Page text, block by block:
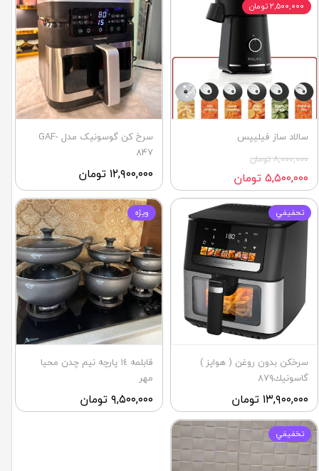
سالاد ساز فيليپس
۸,۰۰۰,۰۰۰ تومان
۵,۵۰۰,۰۰۰ تومان
۲,۵۰۰,۰۰۰ تومان
سرخ کن گوسونیک مدل GAF-
847
۱۲,۹۰۰,۰۰۰ تومان
سرخكن بدون روغن ( هواپز )
گاسونيك٨٧٩
۱۳,۹۰۰,۰۰۰ تومان
تحفيفي
قابلمه ١٤ پارچه نيم چدن محيا
مهر
۹,۵۰۰,۰۰۰ تومان
ويژه
تخفيفي